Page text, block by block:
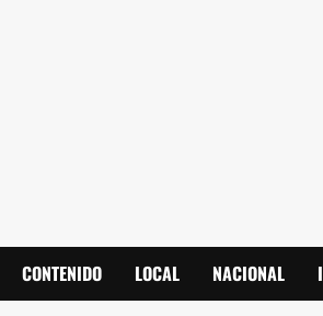
CONTENIDO LOCAL NACIONAL